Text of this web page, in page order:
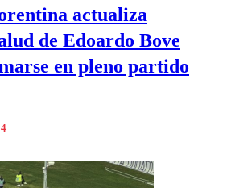
actualiza
de Edoardo Bove
en pleno partido